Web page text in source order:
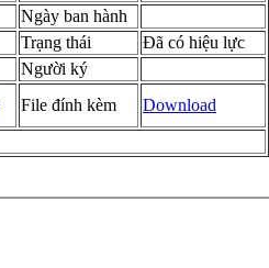
Ngày ban hành
Trạng thái
Đã có hiệu lực
Người ký
File đính kèm
Download